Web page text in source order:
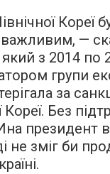
Кореї
—
який з 2014 по
групи
за
Кореї. Без
президент
не зміг би